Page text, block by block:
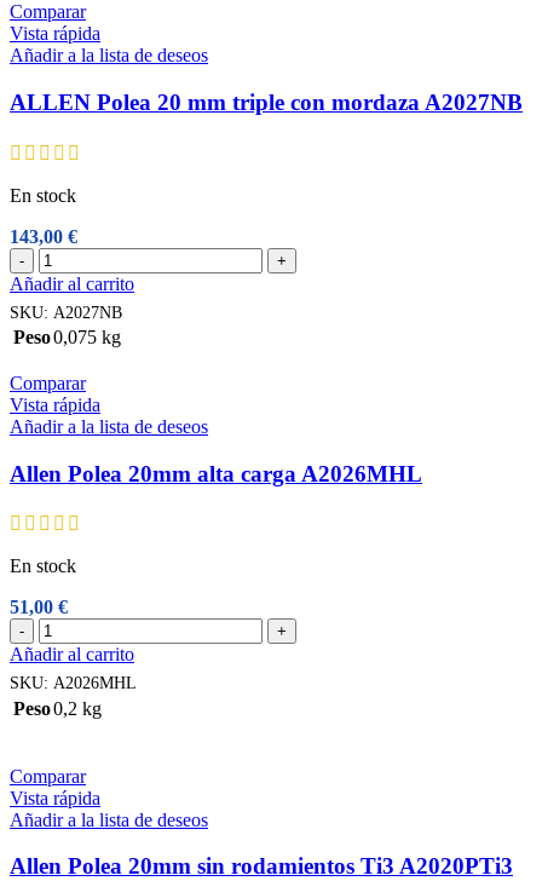
arraigo
A2025
cantidad
Comparar
Vista rápida
Añadir a la lista de deseos
ALLEN Polea 20 mm triple con mordaza A2027NB
En stock
143,00 €
-
ALLEN
Polea
mm
triple
mordaza
A2027NB
cantidad
+
Añadir al carrito
SKU: A2027NB
Peso0,075 kg
Comparar
Vista rápida
Añadir a la lista de deseos
Allen Polea 20mm alta carga A2026MHL
En stock
51,00 €
-
Allen
Polea
alta
carga
+
Añadir al carrito
SKU: A2026MHL
Peso0,2 kg
Comparar
Vista rápida
Añadir a la lista de deseos
Allen Polea 20mm sin rodamientos Ti3 A2020PTi3